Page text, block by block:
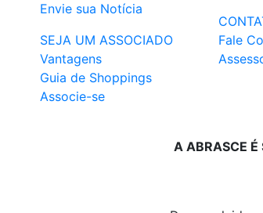
Envie sua Notícia
SEJA UM ASSOCIADO
Vantagens
Guia de Shoppings
Associe-se
Fale
A ABRASCE É